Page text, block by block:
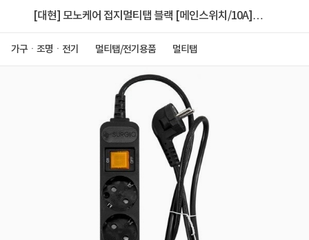
[대현] 모노케어 접지멀티탭 블랙 [메인스위치/10A] 5
가구ㆍ조명ㆍ전기 멀티탭/전기용품 멀티탭